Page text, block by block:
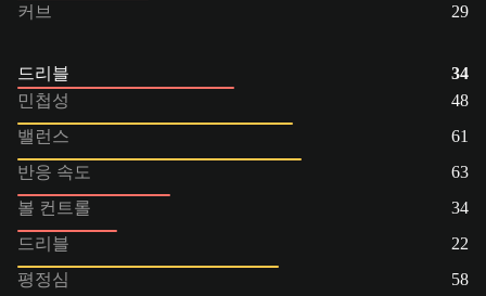
커브
29
드리블
34
민첩성
48
밸런스
61
반응 속도
63
볼 컨트롤
34
드리블
22
평정심
58